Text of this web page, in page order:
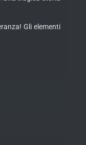
Gli elementi